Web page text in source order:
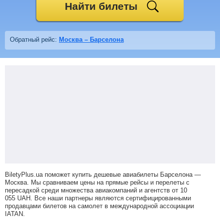
Найти билеты
Обратный рейс: Москва – Барселона
BiletyPlus.ua поможет купить дешевые авиабилеты Барселона —
Москва. Мы сравниваем цены на прямые рейсы и перелеты с
пересадкой среди множества авиакомпаний и агентств от 10
055 UAH . Все наши партнеры являются сертифицированными
продавцами билетов на самолет в международной ассоциации
IATAN.